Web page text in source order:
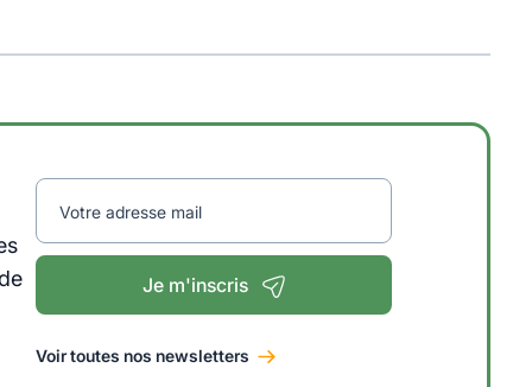
Votre adresse mail
Je m'inscris
Voir toutes nos newsletters